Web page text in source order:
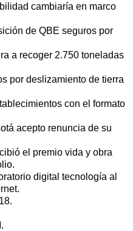
cambiaría en marco
de QBE seguros por
a recoger 2.750 toneladas
por deslizamiento de tierra
con el formato
acepto renuncia de su
el premio vida y obra
digital tecnología al